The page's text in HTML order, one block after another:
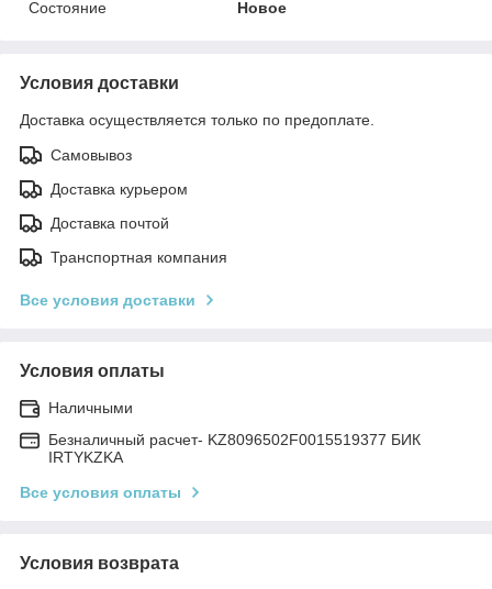
Состояние
Новое
Условия доставки
Доставка осуществляется только по предоплате.
Самовывоз
Доставка курьером
Доставка почтой
Транспортная компания
Все условия доставки
Условия оплаты
Наличными
Безналичный расчет- KZ8096502F0015519377 БИК
IRTYKZKA
Все условия оплаты
Условия возврата